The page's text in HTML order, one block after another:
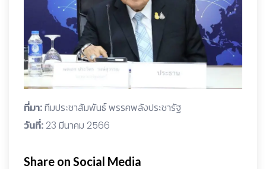
ที่มา:ทีมประชาสัมพันธ์ พรรคพลังประชารัฐ
วันที่: 23 มีนาคม 2566
Share on Social Media